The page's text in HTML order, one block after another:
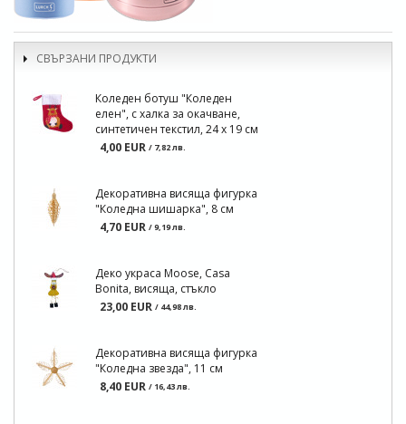
СВЪРЗАНИ ПРОДУКТИ
Коледен ботуш "Коледен
елен", с халка за окачване,
синтетичен текстил, 24 х 19 см
4,00 EUR / 7,82 лв.
Декоративна висяща фигурка
"Коледна шишарка", 8 см
4,70 EUR / 9,19 лв.
Деко украса Moose, Casa
Bonita, висяща, стъкло
23,00 EUR / 44,98 лв.
Декоративна висяща фигурка
"Коледна звезда", 11 см
8,40 EUR / 16,43 лв.